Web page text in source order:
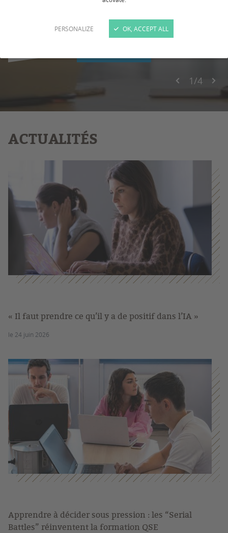
PERSONALIZE OK, ACCEPT ALL
pédagogiques ? Quels sont leurs avantages et
1/4
ACTUALITÉS
« Il faut prendre ce qu’il y a de positif dans l’IA »
le 24 juin 2026
Apprendre à décider sous pression : les “Serial
Battles” réinventent la formation QSE